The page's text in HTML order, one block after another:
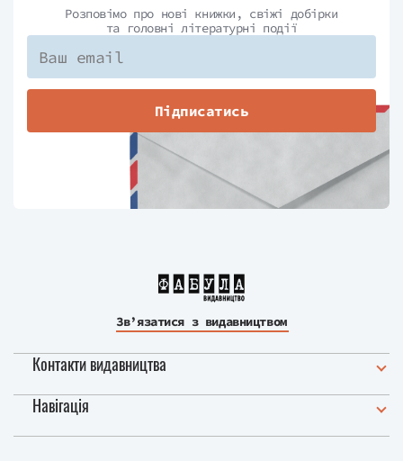
Розповімо про нові книжки, свіжі добірки
та головні літературні події
Підписатись
Зв’язатися з видавництвом
Контакти видавництва
Навігація